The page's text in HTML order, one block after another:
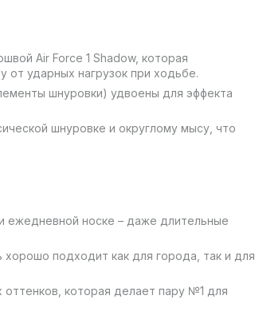
Air Force 1 Shadow, которая
ударных нагрузок при ходьбе.
шнуровки) удвоены для эффекта
шнуровке и округлому мысу, что
ежедневной носке – даже длительные
подходит как для города, так и для
оттенков, которая делает пару №1 для